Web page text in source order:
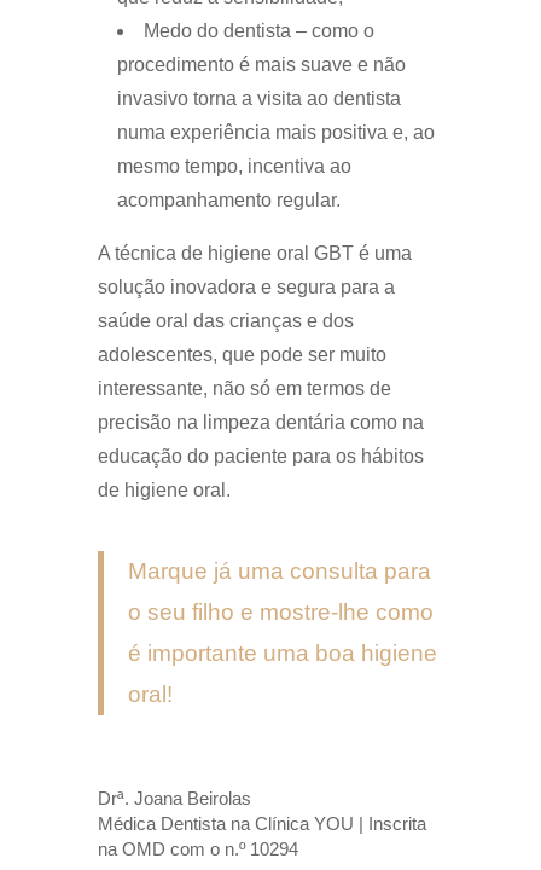
Medo do dentista – como o
procedimento é mais suave e não
invasivo torna a visita ao dentista
numa experiência mais positiva e, ao
mesmo tempo, incentiva ao
acompanhamento regular.
A técnica de higiene oral GBT é uma
solução inovadora e segura para a
saúde oral das crianças e dos
adolescentes, que pode ser muito
interessante, não só em termos de
precisão na limpeza dentária como na
educação do paciente para os hábitos
de higiene oral.
Marque já uma consulta para
o seu filho e mostre-lhe como
é importante uma boa higiene
oral!
Drª. Joana Beirolas
Médica Dentista na Clínica YOU | Inscrita
na OMD com o n.º 10294